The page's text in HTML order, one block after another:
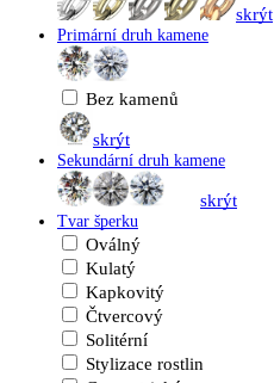
skrýt
Primární druh kamene
Bez kamenů
skrýt
Sekundární druh kamene
skrýt
Tvar šperku
Oválný
Kulatý
Kapkovitý
Čtvercový
Solitérní
Stylizace rostlin